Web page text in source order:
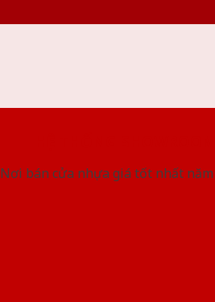
Nơi bán cửa nhựa giá tốt nhất